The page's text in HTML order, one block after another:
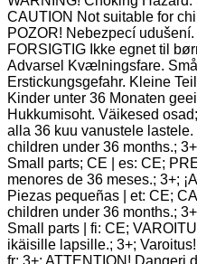
CAUTION Not suitable for
POZOR! Nebezpecí
FORSIGTIG Ikke egnet til
Advarsel Kvælningsfare.
Erstickungsgefahr. Kleine
Kinder unter 36 Monaten
Hukkumisoht. Väikesed
alla 36 kuu vanustele
children under 36 months.;
Small parts; CE | es: CE;
menores de 36 meses.; 3+;
Piezas pequeñas | et: CE;
children under 36 months.;
Small parts | fi: CE;
ikäisille lapsille.; 3+;
fr: 3+; ATTENTION! Dangeri